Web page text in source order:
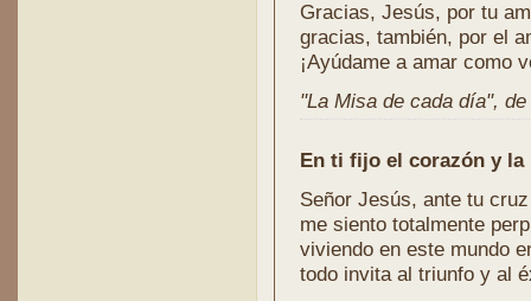
Gracias, Jesús, por tu
gracias, también, por el
¡Ayúdame a amar como
"La Misa de cada día",
En ti fijo el corazón y la
Señor Jesús, ante tu cruz
me siento totalmente
viviendo en este mundo
todo invita al triunfo y al